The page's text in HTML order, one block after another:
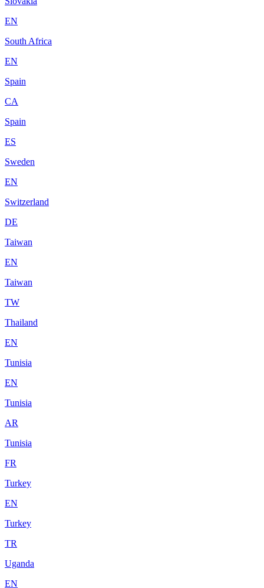
EN
South Africa
EN
Spain
CA
Spain
ES
Sweden
EN
Switzerland
DE
Taiwan
EN
Taiwan
TW
Thailand
EN
Tunisia
EN
Tunisia
AR
Tunisia
FR
Turkey
EN
Turkey
TR
Uganda
EN